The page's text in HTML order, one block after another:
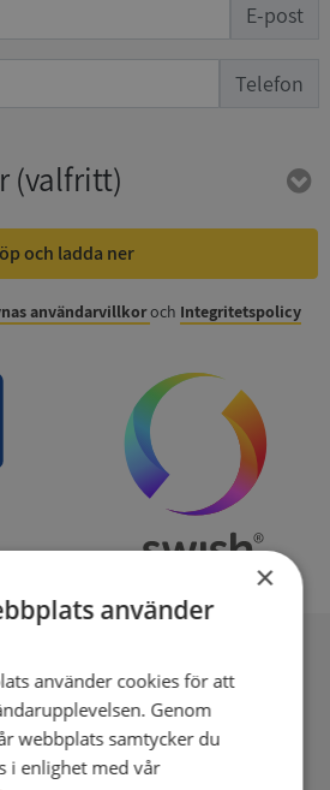
E-post
Telefon
(valfritt)
och ladda ner
användarvillkoroch Integritetspolicy
med stripe
×
använder
använder cookies för att
Genom
webbplats samtycker du
i enlighet med vår